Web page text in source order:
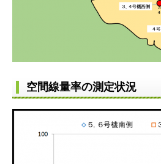
空間線量率の測定状況